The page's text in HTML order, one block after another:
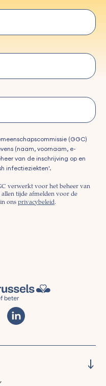
(GGC)
(naam, voornaam, e-
van de inschrijving op en
infectieziekten'.
verwerkt voor het beheer van
tijde afmelden voor de
ons privacybeleid.